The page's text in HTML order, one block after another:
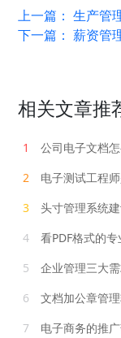
上一篇：生产管
下一篇：薪资管
相关文章推
1
公司电子文档
2
电子测试工程
3
头寸管理系统
4
看PDF格式的
5
企业管理三大
6
文档加公章管
7
电子商务的推